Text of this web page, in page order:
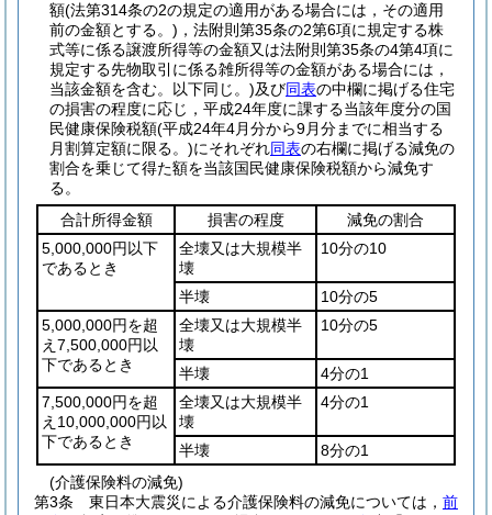
額(法第314条の2の規定の適用がある場合には，その適用
前の金額とする。) ，法附則第35条の2第6項に規定する株
式等に係る譲渡所得等の金額又は法附則第35条の4第4項に
規定する先物取引に係る雑所得等の金額がある場合には，
当該金額を含む。以下同じ。)及び同表の中欄に掲げる住宅
の損害の程度に応じ，平成24年度に課する当該年度分の国
民健康保険税額(平成24年4月分から9月分までに相当する
月割算定額に限る。)にそれぞれ同表の右欄に掲げる減免の
割合を乗じて得た額を当該国民健康保険税額から減免す
る。
合計所得金額
損害の程度
減免の割合
5,000,000円以下
であるとき
全壊又は大規模半
壊
10分の10
半壊
10分の5
5,000,000円を超
え7,500,000円以
下であるとき
全壊又は大規模半
壊
10分の5
半壊
4分の1
7,500,000円を超
え10,000,000円以
下であるとき
全壊又は大規模半
壊
4分の1
半壊
8分の1
(介護保険料の減免)
第3条
東日本大震災による介護保険料の減免については， 前